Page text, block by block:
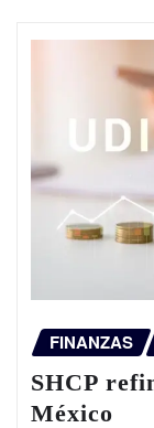
FINANZAS
SHCP
México